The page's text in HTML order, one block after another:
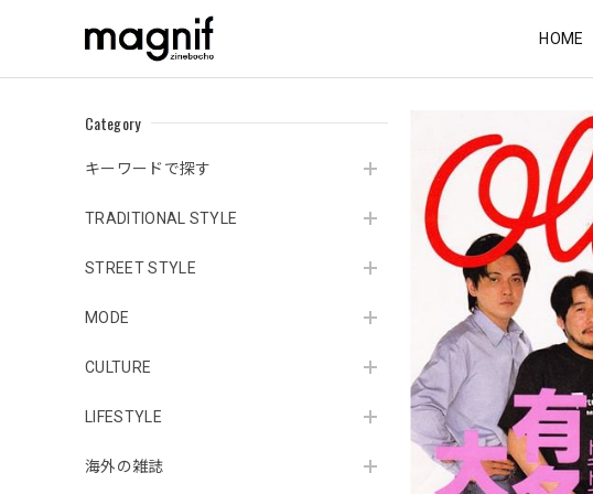
HOME
Category
キーワードで探す
TRADITIONAL STYLE
STREET STYLE
MODE
CULTURE
LIFESTYLE
海外の雑誌